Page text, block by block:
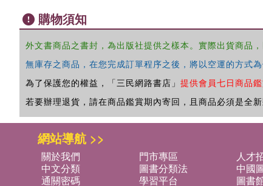
購物須知
外文書商品之書封，為出版社提供之樣本。實際出貨商品
無庫存之商品，在您完成訂單程序之後，將以空運的方式
為了保護您的權益，「三民網路書店」 提供會員七日商品
若要辦理退貨，請在商品鑑賞期內寄回，且商品必須是全
網站導航 >>
關於我們 門市專區 人才
中文分類
圖書分類法 中國
通關密碼
學習平台 圖書